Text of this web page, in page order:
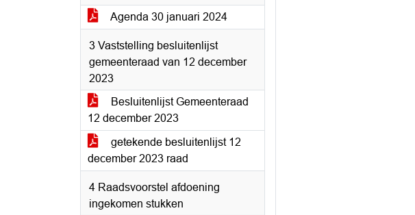
Agenda 30 januari 2024
3 Vaststelling besluitenlijst
gemeenteraad van 12 december
2023
Besluitenlijst Gemeenteraad
12 december 2023
getekende besluitenlijst 12
december 2023 raad
4 Raadsvoorstel afdoening
ingekomen stukken